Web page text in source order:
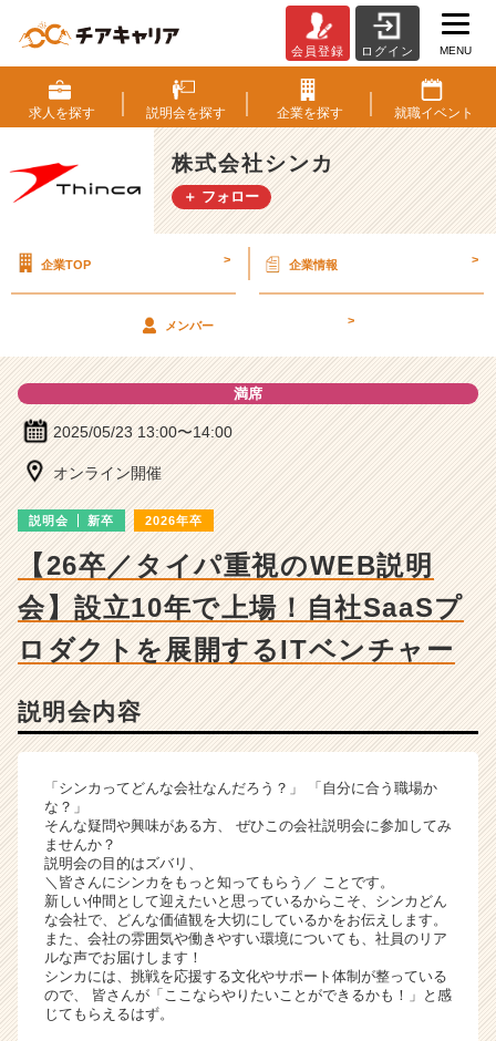
式
会
社
シ
ン
カ
会
|
ベ
ン
チ
長
業
か
ら
ス
カ
が
届
く
活
イ
ト
チ
ア
キ
ャ
会員登録 ログイン MENU
求人を探す 説明会を探す 企業を探す 就職イベント
株式会社シンカ
＋ フォロー
企業TOP > 企業情報 >
メンバー >
満席
2025/05/23 13:00〜14:00
オンライン開催
説明会 新卒 2026年卒
【26卒／タイパ重視のWEB説明
会】設立10年で上場！自社SaaSプ
ロダクトを展開するITベンチャー
説明会内容
「シンカってどんな会社なんだろう？」 「自分に合う職場か
な？」
そんな疑問や興味がある方、 ぜひこの会社説明会に参加してみ
ませんか？
説明会の目的はズバリ、
＼皆さんにシンカをもっと知ってもらう／ ことです。
新しい仲間として迎えたいと思っているからこそ、シンカどん
な会社で、どんな価値観を大切にしているかをお伝えします。
また、会社の雰囲気や働きやすい環境についても、社員のリア
ルな声でお届けします！
シンカには、挑戦を応援する文化やサポート体制が整っている
ので、 皆さんが「ここならやりたいことができるかも！」と感
じてもらえるはず。